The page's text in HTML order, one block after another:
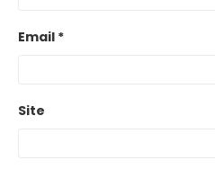
Email *
Site